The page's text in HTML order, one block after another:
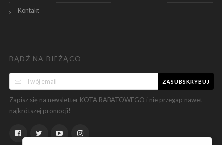
Kontakt
BĄDŹ NA BIEŻĄCO
ZASUBSKRYBUJ
Zapisz się na newsletter KOTA RABATOWEGO i nie przegap nawet
najkrótszej promocji!